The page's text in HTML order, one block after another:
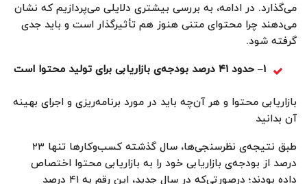
می‌گذارد. در ادامه، به بررسی بیشتری دلایلی می‌پردازیم که نشان
می‌دهند چرا محتوای متنی هنوز هم تأثیرگذار است و باید جدی
گرفته شود.
۱–حدود ۴۱ درصد بودجه‌ی بازاریابی برای تولید محتوا است
بازاریابی محتوا و هر آن‌چه باید در مورد برنامه‌ریزی و اجرای بهینه
آن بدانید
طبق نتیجه‌ی نظرسنجی‌ها، سال گذشته کسب‌وکارها تنها ۲۳
درصد از بودجه‌ی بازاریابی خود را به بازاریابی محتوا اختصاص
داده بودند؛ درصورتی‌که در سال جدید، این رقم به ۴۱ درصد